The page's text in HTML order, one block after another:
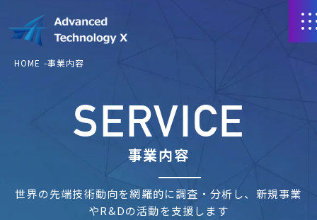
HOME 事業内容
SERVICE
事業内容
世界の先端技術動向を網羅的に調査・分析し、新規事業
やR&Dの活動を支援します